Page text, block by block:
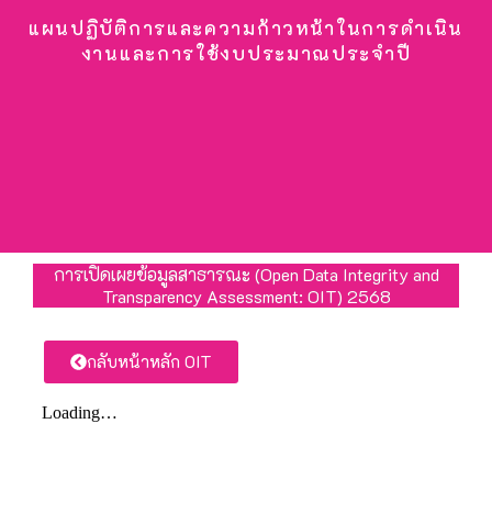
แผนปฏิบัติการและความก้าวหน้าในการดําเนิน
งานและการใช้งบประมาณประจําปี
การเปิดเผยข้อมูลสาธารณะ (Open Data Integrity and
Transparency Assessment: OIT) 2568
กลับหน้าหลัก OIT